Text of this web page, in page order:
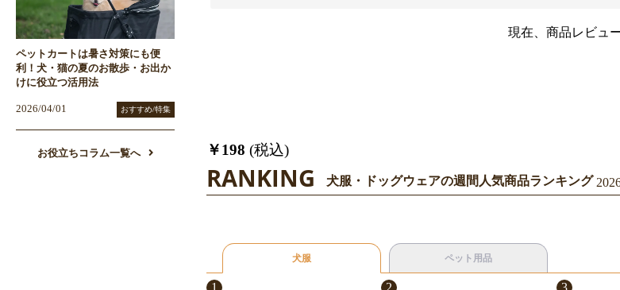
現在、商品レビュ
￥198 (税込)
RANKING 犬服・ドッグウェアの週間人気商品ランキング
犬服 ペット用品
1 2 3
ペットカートは暑さ対策にも便
利！犬・猫の夏のお散歩・お出か
けに役立つ活用法
2026/04/01 おすすめ/特集
お役立ちコラム一覧へ